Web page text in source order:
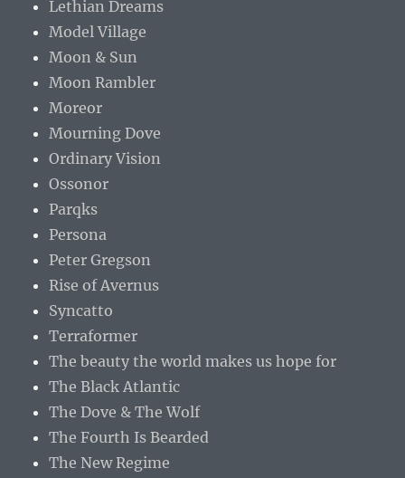
Lethian Dreams
Model Village
Moon & Sun
Moon Rambler
Moreor
Mourning Dove
Ordinary Vision
Ossonor
Parqks
Persona
Peter Gregson
Rise of Avernus
Syncatto
Terraformer
The beauty the world makes us hope for
The Black Atlantic
The Dove & The Wolf
The Fourth Is Bearded
The New Regime